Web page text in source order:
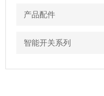
产品配件
智能开关系列